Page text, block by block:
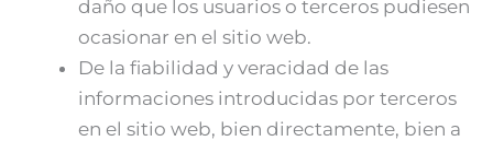
daño que los usuarios o terceros pudiesen
ocasionar en el sitio web.
De la fiabilidad y veracidad de las
informaciones introducidas por terceros
en el sitio web, bien directamente, bien a